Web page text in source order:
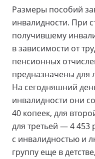
Размеры пособий
инвалидности. При
получившему
в зависимости от
пенсионных
предназначены для
На сегодняшний
инвалидности они
40 копеек, для
для третьей — 4 453
с инвалидностью и
группу еще в